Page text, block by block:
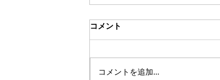
コメント
コメントを追加…